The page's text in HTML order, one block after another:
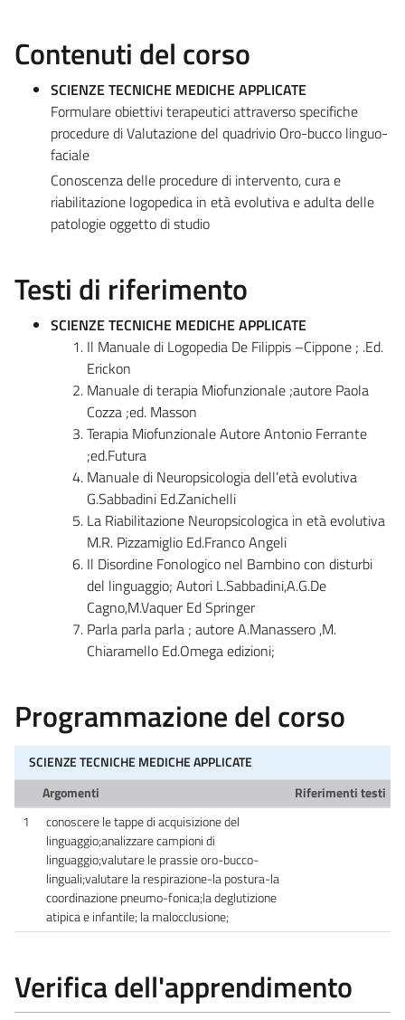
Contenuti del corso
SCIENZE TECNICHE MEDICHE APPLICATE
Formulare obiettivi terapeutici attraverso specifiche
procedure di Valutazione del quadrivio Oro-bucco linguo-
faciale
Conoscenza delle procedure di intervento, cura e
riabilitazione logopedica in età evolutiva e adulta delle
patologie oggetto di studio
Testi di riferimento
SCIENZE TECNICHE MEDICHE APPLICATE
Il Manuale di Logopedia De Filippis –Cippone ; .Ed.
Erickon
Manuale di terapia Miofunzionale ;autore Paola
Cozza ;ed. Masson
Terapia Miofunzionale Autore Antonio Ferrante
;ed.Futura
Manuale di Neuropsicologia dell’età evolutiva
G.Sabbadini Ed.Zanichelli
La Riabilitazione Neuropsicologica in età evolutiva
M.R. Pizzamiglio Ed.Franco Angeli
Il Disordine Fonologico nel Bambino con disturbi
del linguaggio; Autori L.Sabbadini,A.G.De
Cagno,M.Vaquer Ed Springer
Parla parla parla ; autore A.Manassero ,M.
Chiaramello Ed.Omega edizioni;
Programmazione del corso
SCIENZE TECNICHE MEDICHE APPLICATE
Argomenti
Riferimenti testi
1
conoscere le tappe di acquisizione del
linguaggio;analizzare campioni di
linguaggio;valutare le prassie oro-bucco-
linguali;valutare la respirazione-la postura-la
coordinazione pneumo-fonica;la deglutizione
atipica e infantile; la malocclusione;
Verifica dell'apprendimento